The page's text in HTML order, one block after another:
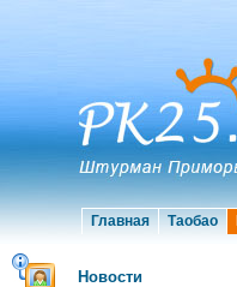
Главная Таобао
Новости